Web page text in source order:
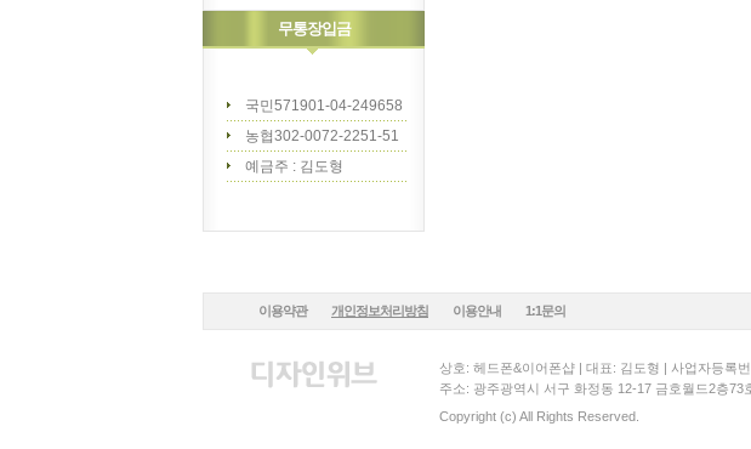
무통장입금
국민571901-04-249658
농협302-0072-2251-51
예금주 : 김도형
이용약관 개인정보처리방침 이용안내 1:1문의
상호: 헤드폰&이어폰샵 | 대표: 김도형 | 사업자등록
주소: 광주광역시 서구 화정동 12-17 금호월드2층73
Copyright (c) All Rights Reserved.